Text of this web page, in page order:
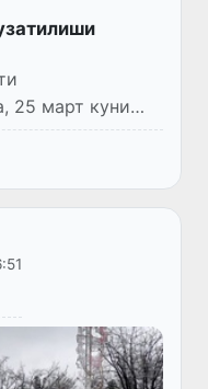
25 март куни
туради,
ва эрталаб
шарқдан...